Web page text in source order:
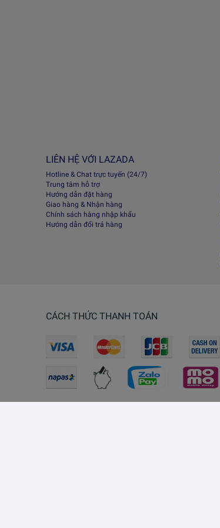
LIÊN HỆ VỚI LAZADA
Hotline & Chat trực tuyến (24/7)
Trung tâm hỗ trợ
Hướng dẫn đặt hàng
Giao hàng & Nhận hàng
Chính sách hàng nhập khẩu
Hướng dẫn đổi trả hàng
CÁCH THỨC THANH TOÁN